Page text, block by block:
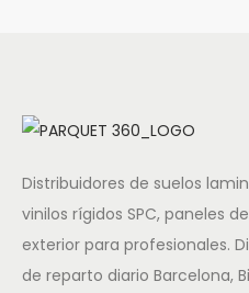
Distribuidores de suelos
vinilos rígidos SPC, paneles
exterior para profesionales.
de reparto diario Barcelona,